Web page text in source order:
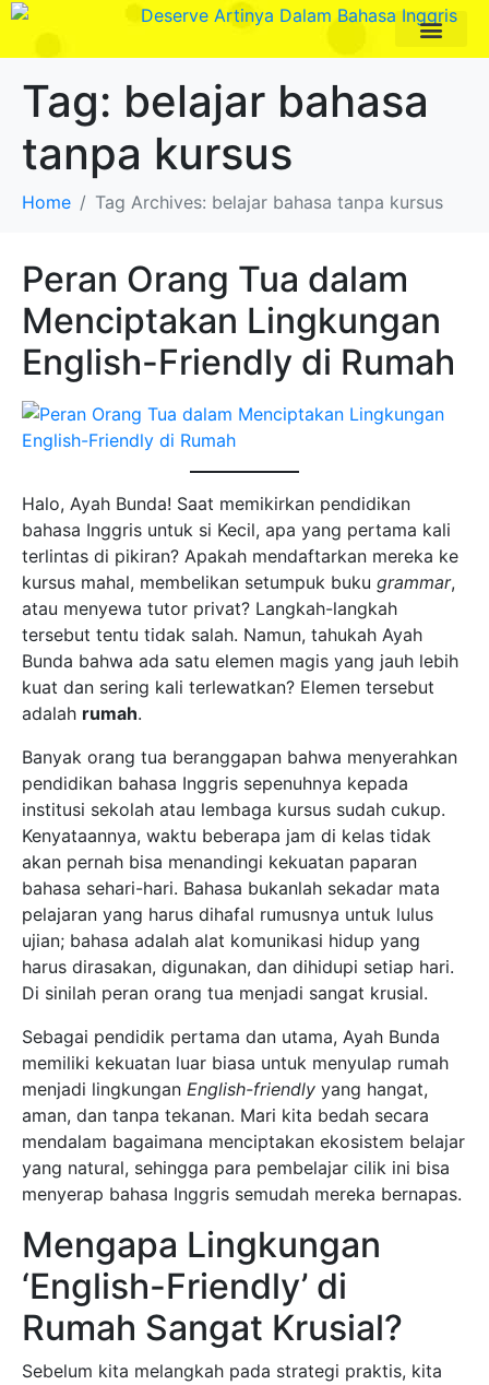
Tag: belajar bahasa
tanpa kursus
Home Tag Archives: belajar bahasa tanpa kursus
Peran Orang Tua dalam
Menciptakan Lingkungan
English-Friendly di Rumah
Halo, Ayah Bunda! Saat memikirkan pendidikan
bahasa Inggris untuk si Kecil, apa yang pertama kali
terlintas di pikiran? Apakah mendaftarkan mereka ke
kursus mahal, membelikan setumpuk buku grammar,
atau menyewa tutor privat? Langkah-langkah
tersebut tentu tidak salah. Namun, tahukah Ayah
Bunda bahwa ada satu elemen magis yang jauh lebih
kuat dan sering kali terlewatkan? Elemen tersebut
adalah rumah.
Banyak orang tua beranggapan bahwa menyerahkan
pendidikan bahasa Inggris sepenuhnya kepada
institusi sekolah atau lembaga kursus sudah cukup.
Kenyataannya, waktu beberapa jam di kelas tidak
akan pernah bisa menandingi kekuatan paparan
bahasa sehari-hari. Bahasa bukanlah sekadar mata
pelajaran yang harus dihafal rumusnya untuk lulus
ujian; bahasa adalah alat komunikasi hidup yang
harus dirasakan, digunakan, dan dihidupi setiap hari.
Di sinilah peran orang tua menjadi sangat krusial.
Sebagai pendidik pertama dan utama, Ayah Bunda
memiliki kekuatan luar biasa untuk menyulap rumah
menjadi lingkungan English-friendly yang hangat,
aman, dan tanpa tekanan. Mari kita bedah secara
mendalam bagaimana menciptakan ekosistem belajar
yang natural, sehingga para pembelajar cilik ini bisa
menyerap bahasa Inggris semudah mereka bernapas.
Mengapa Lingkungan
‘English-Friendly’ di
Rumah Sangat Krusial?
Sebelum kita melangkah pada strategi praktis, kita